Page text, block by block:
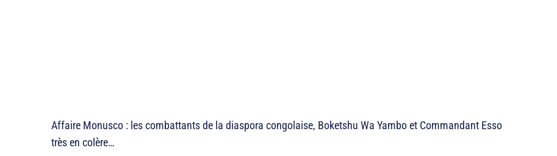
Affaire Monusco : les combattants de la diaspora congolaise, Boketshu Wa Yambo et Commandant Esso
très en colère…